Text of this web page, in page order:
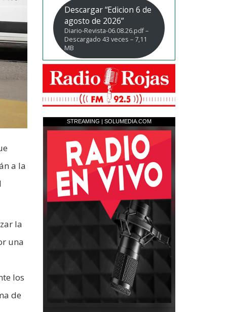
a la
la
una
los
de
Descargar “Edicion 6 de
agosto de 2026”
Diario-Revista-06.08.26.pdf –
Descargado 43 veces – 7,11
MB